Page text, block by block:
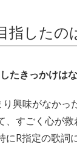
指したの
たきっかけは
興味がなかっ
、すごく心が
にR指定の歌詞